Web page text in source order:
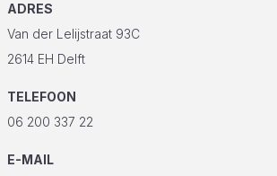
ADRES
Van der Lelijstraat 93C
2614 EH Delft
TELEFOON
06 200 337 22
E-MAIL